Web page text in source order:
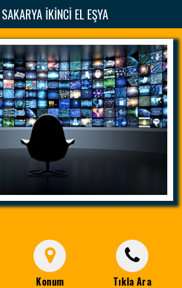
SAKARYA İKİNCİ EL EŞYA
Konum Tıkla Ara